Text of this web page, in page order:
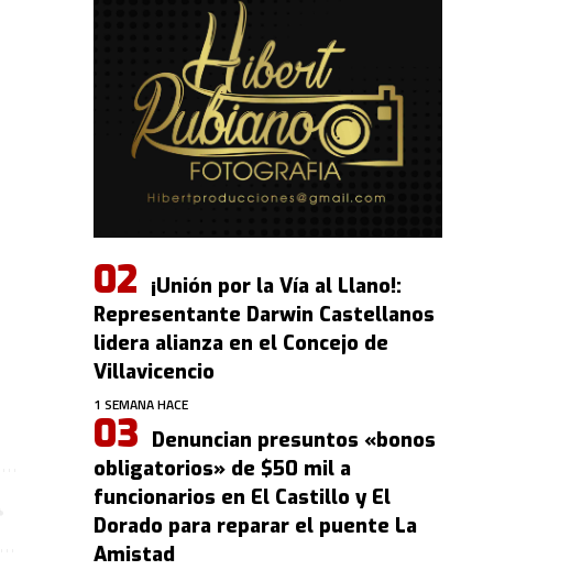
¡Unión por la Vía al Llano!:
Representante Darwin Castellanos
lidera alianza en el Concejo de
Villavicencio
1 SEMANA HACE
Denuncian presuntos «bonos
obligatorios» de $50 mil a
funcionarios en El Castillo y El
Dorado para reparar el puente La
Amistad